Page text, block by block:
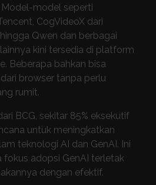
model seperti
CogVideoX dari
Qwen dan berbagai
kini tersedia di platform
Beberapa bahkan bisa
browser tanpa perlu
rumit.
BCG, sekitar 85% eksekutif
untuk meningkatkan
teknologi AI dan GenAI. Ini
fokus adopsi GenAI terletak
dengan efektif.